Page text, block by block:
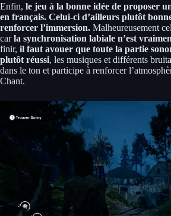
Enfin, le jeu à la bonne idée de proposer
en français. Celui-ci d’ailleurs plutôt
renforcer l’immersion. Malheureusement
carla synchronisation labiale n’est
finir, il faut avouer que toute la partie
plutôt réussi, les musiques et différents
dans le ton et participe à renforcer
Chant.